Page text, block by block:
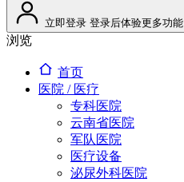
立即登录 登录后体验更多功能
浏览
首页
医院 / 医疗
专科医院
云南省医院
军队医院
医疗设备
泌尿外科医院